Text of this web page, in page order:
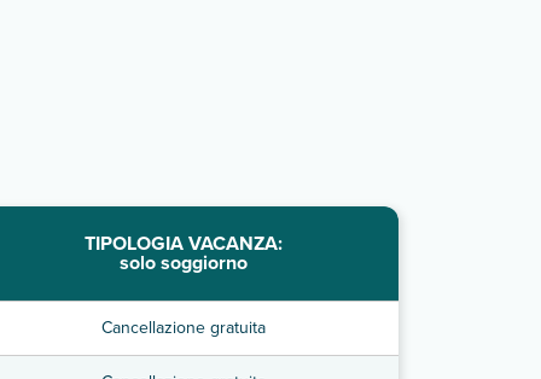
TIPOLOGIA VACANZA:
solo soggiorno
Cancellazione gratuita